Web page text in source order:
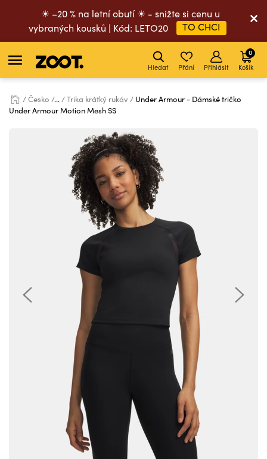
☀ –20 % na letní obutí ☀ - snižte si cenu u
vybraných kousků | Kód: LETO20
TO CHCI
Hledat Přání Přihlásit Košík
0
Česko ... Trika krátký rukáv
Under Armour - Dámské tričko
Under Armour Motion Mesh SS